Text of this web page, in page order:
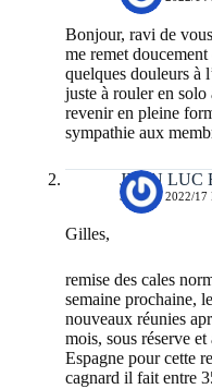
Bonjour, ravi de
me remet
quelques douleurs à
juste à rouler en solo
revenir en pleine
sympathie aux
JEAN LUC
3 AOÛT 2022/
Gilles,
remise des cales
semaine prochaine,
nouveaux réunies
mois, sous réserve
Espagne pour cette
cagnard il fait entre